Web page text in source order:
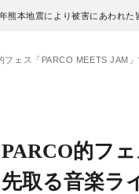
熊本地震により被害にあわれ
ェス「PARCO MEETS JAM
的フ
取る音楽ラ